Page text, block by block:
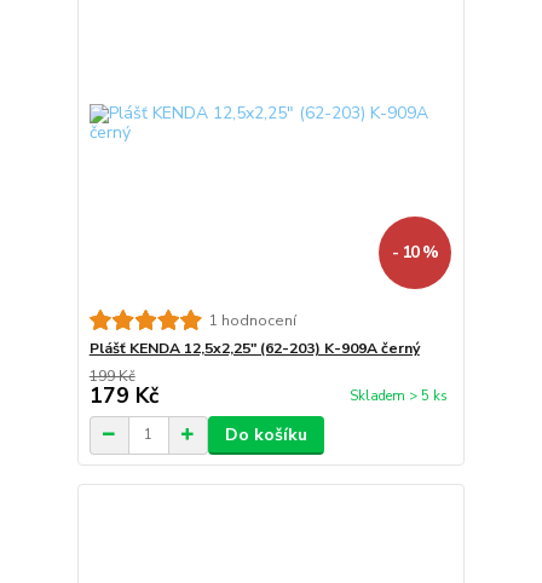
- 10 %
1 hodnocení
Plášť KENDA 12,5x2,25" (62-203) K-909A černý
199 Kč
179 Kč Skladem > 5 ks
Do košíku